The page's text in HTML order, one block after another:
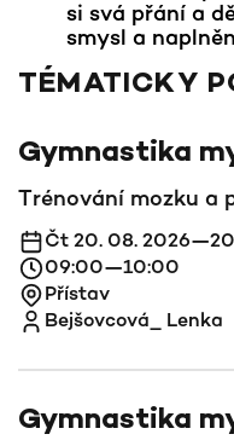
si svá přání a
smysl a
TÉMATICKY
Gymnastika
Trénování mozku a
Čt 20. 08.
09:00—10:00
Přístav
Bejšovcová_ Lenka
Gymnastika